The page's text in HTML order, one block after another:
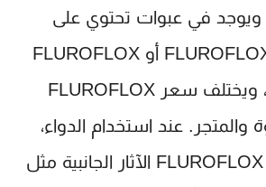
400 مجم، ويوجد في عبوات تحتوي على
FLUROFLOX 400mg 5 TAB أو FLUROFLOX
400mg 10 TAB، ويختلف سعر FLUROFLOX
والمتجر. عند استخدام الدواء،
قد تظهر بعض FLUROFLOX الآثار الجانبية مثل